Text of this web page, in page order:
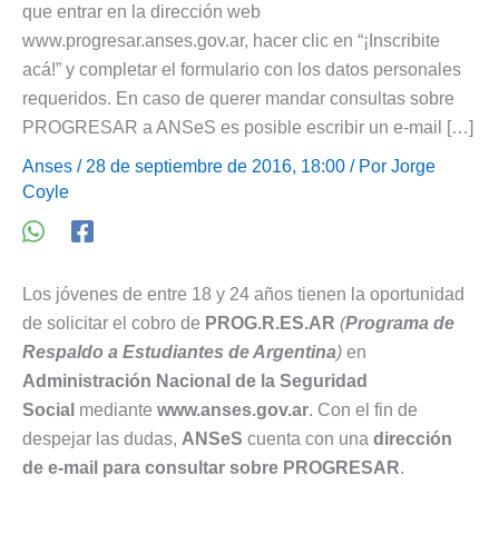
que entrar en la dirección web
www.progresar.anses.gov.ar, hacer clic en “¡Inscribite
acá!” y completar el formulario con los datos personales
requeridos. En caso de querer mandar consultas sobre
PROGRESAR a ANSeS es posible escribir un e-mail […]
Anses / 28 de septiembre de 2016, 18:00 / Por Jorge
Coyle
Los jóvenes de entre 18 y 24 años tienen la oportunidad
de solicitar el cobro de PROG.R.ES.AR (Programa de
Respaldo a Estudiantes de Argentina) en
Administración Nacional de la Seguridad
Social mediante www.anses.gov.ar. Con el fin de
despejar las dudas, ANSeS cuenta con una dirección
de e-mail para consultar sobre PROGRESAR.